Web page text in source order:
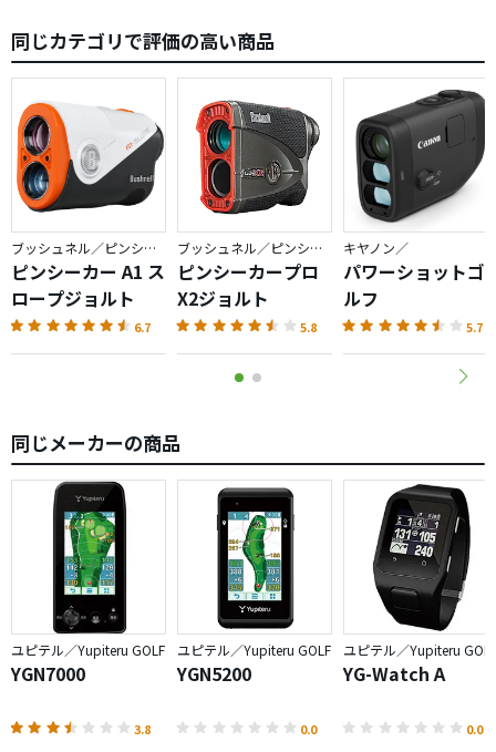
スをかけていても特に問題はありません。またコース内の
居場所で自動的にズームもされるため、スマホに比べると
画面は小さいですが、それを感じさせません。
またGPSの捕捉もよく、またみちびきも利用しているため
なのか、知人のレーザー計測器と比べてもほぼ変わらない
数字をレーザーより早く出してくれます。
カートでホール間を移動中に次のホールのピンポジション
を入れておけば、ピンまでの距離も瞬時に表示されますの
で、プレイファストにも役立つと思います。
なお、高低差データが有るコースは高低差も表示されます
それ以外にもOBデータが有る場合はOBの位置表示が、ま
たボタン一つで打点入力をしてそこからの距離を測ったり
（飛距離計測が可能）、当然任意の2箇所の距離も測れま
唯一の欠点といえば、スコア入力機能。私の場合、スコア
やOB数等のラウンドログは、プライベートラウンドではス
マホで全て入力、競技ではスコアカードにつけるようにし
ているので気にはしていませんが、打点入力ボタンを入れ
同じカテゴリで評価の高い商品
ブッシュネル／ピンシーカー
ピンシーカー A1 ス
ロープジョルト
6.7
ブッシュネル／ピンシーカー
ピンシーカープロ
X2ジョルト
5.8
キヤノン／
パワーショットゴ
ルフ
5.7
同じメーカーの商品
ユピテル／Yupiteru GOLF
YGN7000
3.8
ユピテル／Yupiteru GOLF
YGN5200
0.0
ユピテル／Yupiteru GOLF
YG-Watch A
0.0